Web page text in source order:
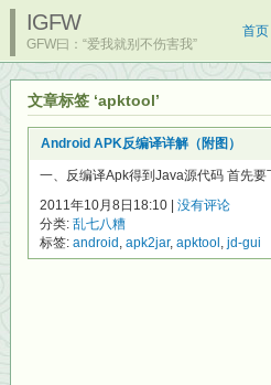
IGFW
GFW曰：“爱我就别不伤害我”
首页
文章标签 ‘apktool’
Android APK反编译详解（附图）
一、反编译Apk得到Java源代码 首先
2011年10月8日18:10 | 没有评论
分类: 乱七八糟
标签: android , apk2jar, apktool , jd-gui